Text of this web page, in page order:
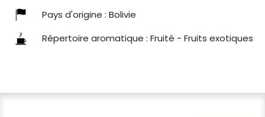
Pays d'origine : Bolivie
Répertoire aromatique : Fruité - Fruits exotiques